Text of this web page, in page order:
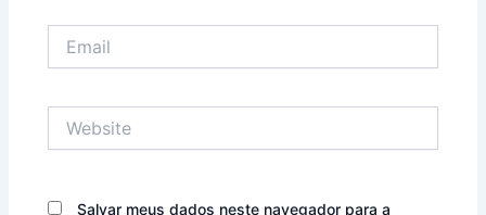
Salvar meus dados neste navegador para a